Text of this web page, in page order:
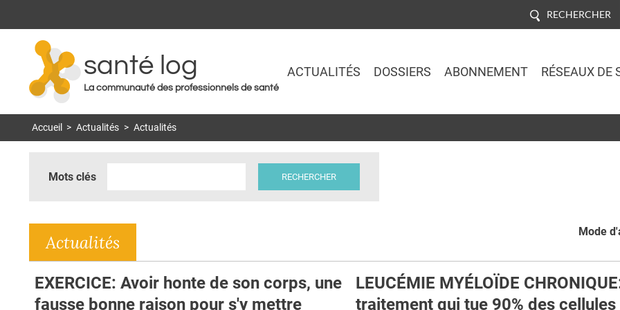
RECHERCHER
santé log
La communauté des professionnels de santé
ACTUALITÉS DOSSIERS ABONNEMENT RÉSEAUX DE
Accueil > Actualités > Actualités
Mots clés
Mode
Actualités
EXERCICE: Avoir honte de son corps, une
fausse bonne raison pour s'y mettre
LEUCÉMIE MYÉLOÏDE
traitement qui tue 90% des cellules